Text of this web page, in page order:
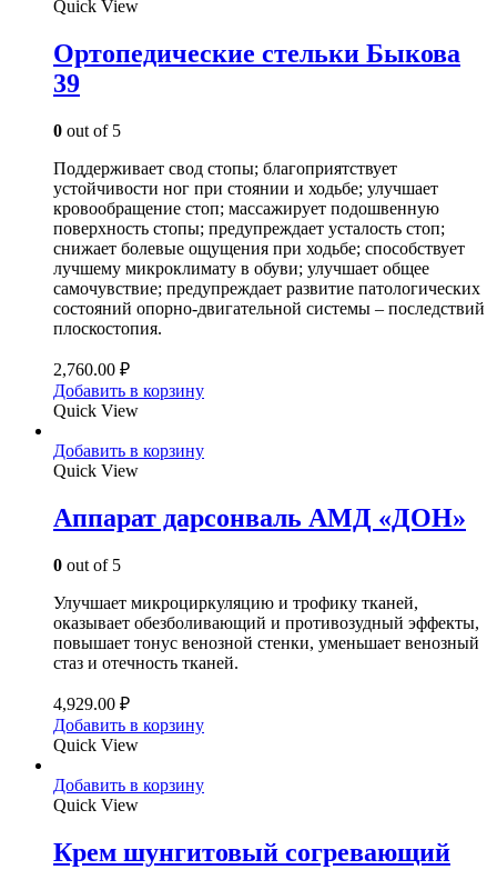
Quick View
Ортопедические стельки Быкова
39
0 out of 5
Поддерживает свод стопы; благоприятствует
устойчивости ног при стоянии и ходьбе; улучшает
кровообращение стоп; массажирует подошвенную
поверхность стопы; предупреждает усталость стоп;
снижает болевые ощущения при ходьбе; способствует
лучшему микроклимату в обуви; улучшает общее
самочувствие; предупреждает развитие патологических
состояний опорно-двигательной системы – последствий
плоскостопия.
2,760.00 ₽
Добавить в корзину
Quick View
Добавить в корзину
Quick View
Аппарат дарсонваль АМД «ДОН»
0 out of 5
Улучшает микроциркуляцию и трофику тканей,
оказывает обезболивающий и противозудный эффекты,
повышает тонус венозной стенки, уменьшает венозный
стаз и отечность тканей.
4,929.00 ₽
Добавить в корзину
Quick View
Добавить в корзину
Quick View
Крем шунгитовый согревающий